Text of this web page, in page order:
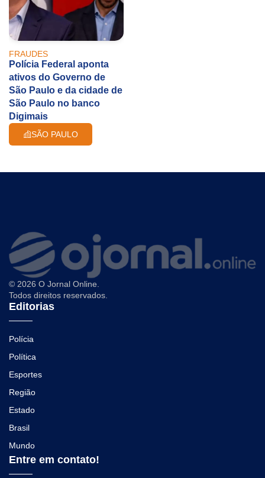
FRAUDES
Polícia Federal aponta
ativos do Governo de
São Paulo e da cidade de
São Paulo no banco
Digimais
SÃO PAULO
© 2026 O Jornal Online.
Todos direitos reservados.
Editorias
Polícia
Política
Esportes
Região
Estado
Brasil
Mundo
Entre em contato!